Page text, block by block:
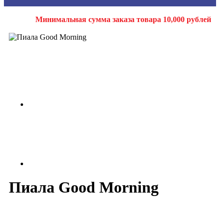
Минимальная сумма заказа товара 10,000 рублей
Пиала Good Morning